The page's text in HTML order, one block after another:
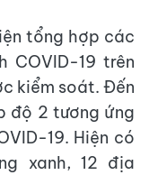
tổng hợp các
COVID-19 trên
kiểm soát. Đến
độ 2 tương ứng
19. Hiện có
xanh, 12 địa